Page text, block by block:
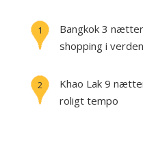
1 Bangkok 3
shopping i
2 Khao Lak 9
roligt tempo